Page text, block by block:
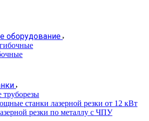
оборудование
труборезы
станки лазерной резки от 12 кВт
резки по металлу с ЧПУ